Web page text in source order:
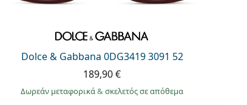
Dolce & Gabbana 0DG3419 3091 52
189,90 €
Δωρεάν μεταφορικά& σκελετός σε απόθεμα